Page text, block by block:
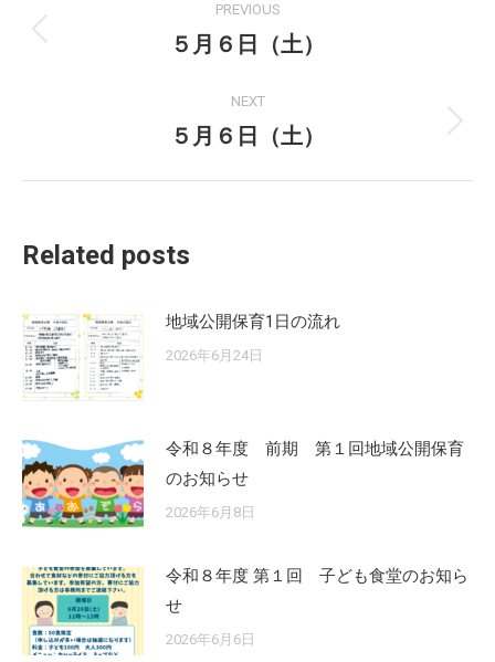
navigation
PREVIOUS
Previous
５月６日（土）
NEXT
Next
５月６日（土）
Related posts
地域公開保育1日の流れ
2026年6月24日
令和８年度 前期 第１回地域公開保育
のお知らせ
2026年6月8日
令和８年度 第１回 子ども食堂のお知ら
せ
2026年6月6日